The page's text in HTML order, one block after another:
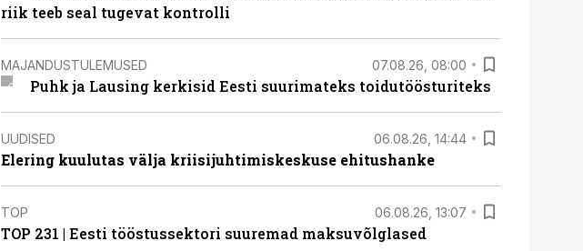
riik teeb seal tugevat kontrolli
MAJANDUSTULEMUSED 07.08.26, 08:00
Puhk ja Lausing kerkisid Eesti suurimateks toidutöösturiteks
UUDISED 06.08.26, 14:44
Elering kuulutas välja kriisijuhtimiskeskuse ehitushanke
TOP 06.08.26, 13:07
TOP 231 | Eesti tööstussektori suuremad maksuvõlglased